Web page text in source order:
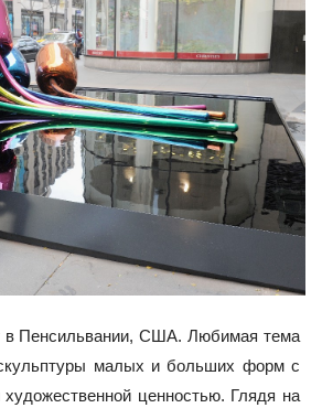
Пенсильвании, США. Любимая тема
малых и больших форм с
ценностью. Глядя на